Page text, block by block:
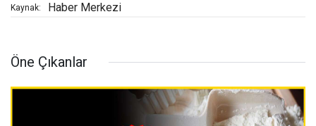
Kaynak: Haber Merkezi
Öne Çıkanlar